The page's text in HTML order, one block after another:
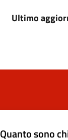
Ultimo
Quanto sono